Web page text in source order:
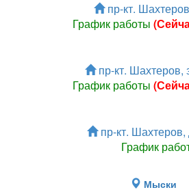
пр-кт.
График работы
пр-кт. Шахтеров,
График работы
пр-кт. Шахтеров,
График
Мыски